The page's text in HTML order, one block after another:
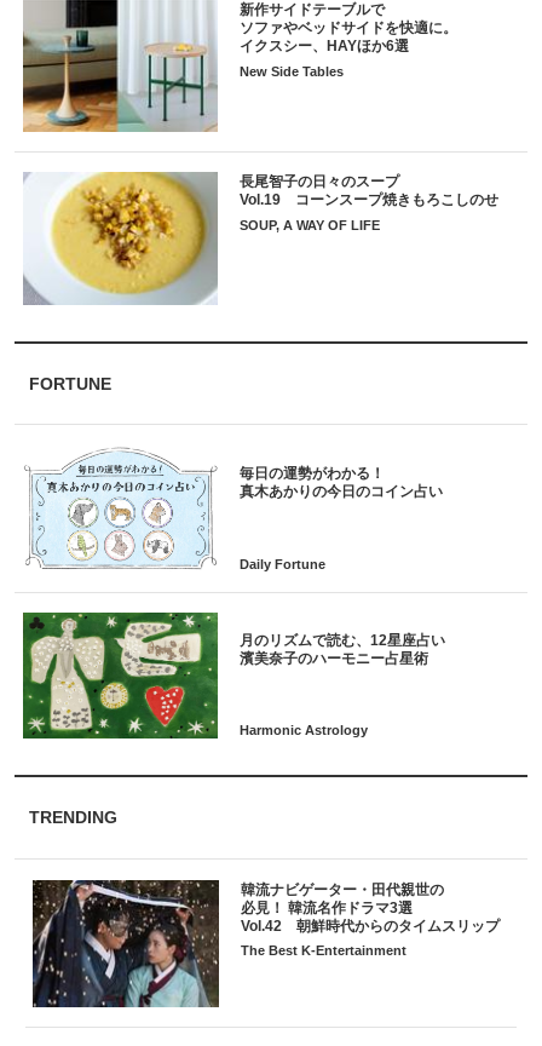
新作サイドテーブルで
ソファやベッドサイドを快適に。
イクスシー、HAYほか6選
New Side Tables
長尾智子の日々のスープ
Vol.19 コーンスープ焼きもろこしのせ
SOUP, A WAY OF LIFE
FORTUNE
毎日の運勢がわかる！
月のリズムで読む、12星座占い
TRENDING
韓流ナビゲーター・田代親世の
必見！ 韓流名作ドラマ3選
Vol.42 朝鮮時代からのタイムスリップ
The Best K-Entertainment